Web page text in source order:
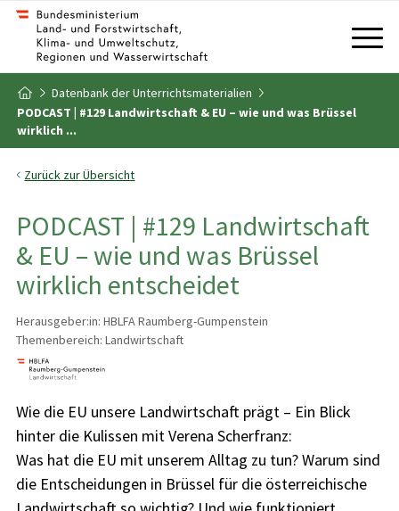
Zum Inhalt
Zum Inhaltsverzeichnis
Zur Startseite
Datenbank der Unterrichtsmaterialien
PODCAST | #129 Landwirtschaft & EU – wie und was Brüssel
wirklich ...
Zurück zur Übersicht
PODCAST | #129 Landwirtschaft
& EU – wie und was Brüssel
wirklich entscheidet
Herausgeber:in: HBLFA Raumberg-Gumpenstein
Themenbereich: Landwirtschaft
Wie die EU unsere Landwirtschaft prägt – Ein Blick
hinter die Kulissen mit Verena Scherfranz:
Was hat die EU mit unserem Alltag zu tun? Warum sind
die Entscheidungen in Brüssel für die österreichische